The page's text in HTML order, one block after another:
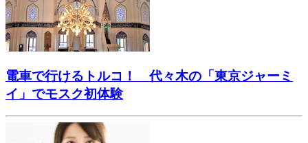
電車で行けるトルコ！ 代々木の「東京ジャーミ
イ」でモスク初体験